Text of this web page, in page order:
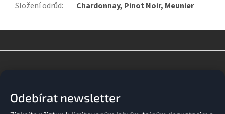
Složení odrůd: Chardonnay, Pinot Noir, Meunier
Odebírat newsletter